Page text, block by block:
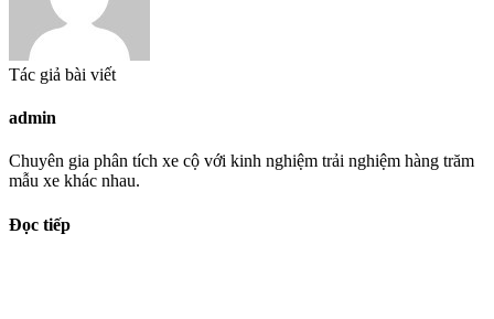
Tác giả bài viết
admin
Chuyên gia phân tích xe cộ với kinh nghiệm trải nghiệm hàng trăm
mẫu xe khác nhau.
Đọc tiếp